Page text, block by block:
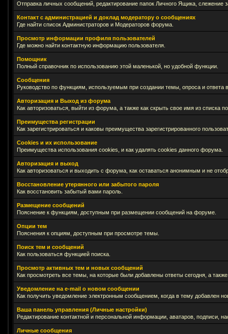
Отправка личных сообщений, редактирование папок Личного Ящика,
Контакт с администрацией и доклад модератору о сообщениях
Где найти список Администраторов и Модераторов форума.
Просмотр информации профиля пользователей
Где можно найти контактную информацию пользователя.
Помощник
Полный справочник по использованию этой маленькой, но удобной функции.
Сообщения
Руководство по функциям, используемым при создании темы, опроса и ответа
Авторизация и Выход из форума
Как авторизоваться, выйти из форума, а также как скрыть свое имя из списка
Преимущества регистрации
Как зарегистрироваться и каковы преимущества зарегистрированного
Cookies и их использование
Преимущества использования cookies, и как удалять cookies данного форума.
Авторизация и выход
Как авторизоваться и выходить с форума, как оставаться анонимным и не
Восстановление утерянного или забытого пароля
Как восстановить забытый вами пароль.
Размещение сообщений
Пояснение к функциям, доступным при размещении сообщений на форуме.
Опции тем
Пояснения к опциям, доступным при просмотре темы.
Поиск тем и сообщений
Как пользоваться функцией поиска.
Просмотр активных тем и новых сообщений
Как просмотреть все темы, на которые были добавлены ответы сегодня, а
Уведомление на е-mail о новом сообщении
Как получить уведомление электронным сообщением, когда в тему добавлен
Ваша панель управления (Личные настройки)
Редактирование контактной и персональной информации, аватаров, подписи,
Личные сообщения